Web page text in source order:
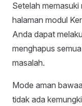
Setelah
halaman modul
Anda dapat
menghapus
masalah.
Mode aman
tidak ada